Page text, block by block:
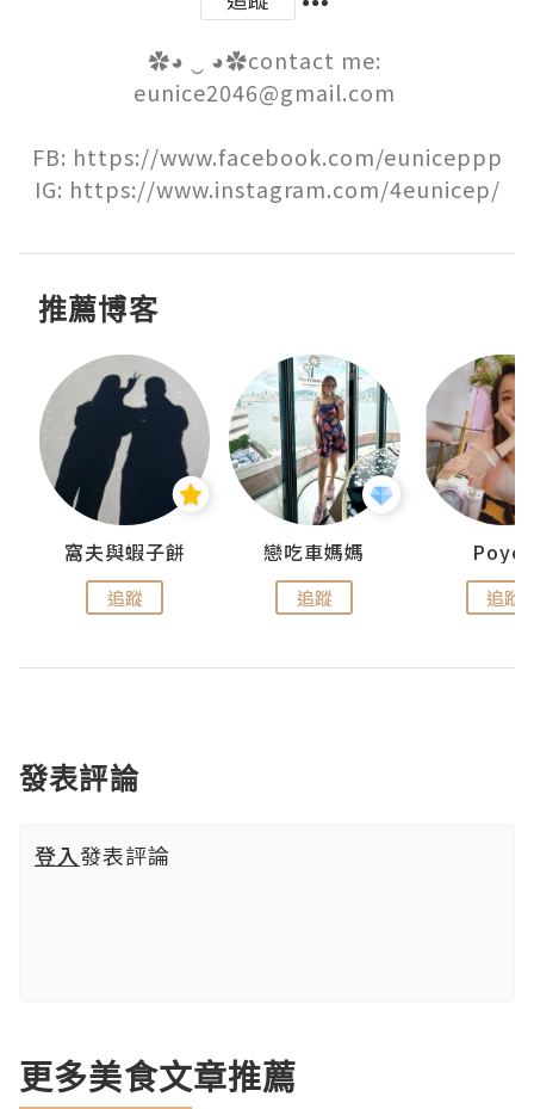
✿◕ ‿ ◕✿contact me:
eunice2046@gmail.com
FB: https://www.facebook.com/euniceppp
IG: https://www.instagram.com/4eunicep/
推薦博客
窩夫與蝦子餅
追蹤
戀吃車媽媽
追蹤 追蹤
發表評論
登入發表評論
更多美食文章推薦